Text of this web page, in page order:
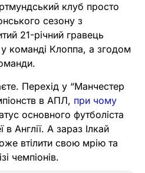
клуб просто
сезону з
21-річний гравець
команді Клоппа, а згодом
Перехід у “Манчестер
в АПЛ, при чому
основного футболіста
в Англії. А зараз Ілкай
втілити свою мрію та
чемпіонів.